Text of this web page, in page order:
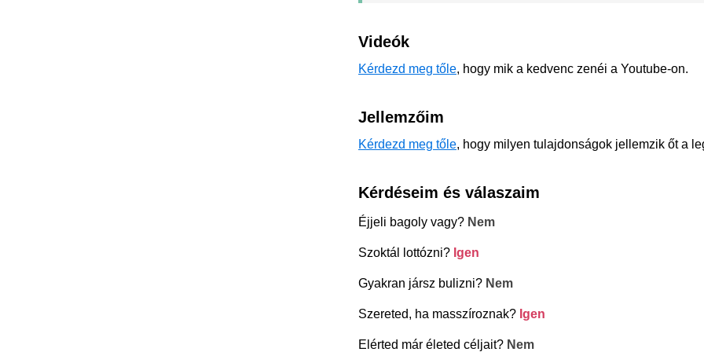
Videók
Kérdezd meg tőle, hogy mik a kedvenc zenéi a Youtube-on.
Jellemzőim
Kérdezd meg tőle, hogy milyen tulajdonságok jellemzik őt a
Kérdéseim és válaszaim
Éjjeli bagoly vagy? Nem
Szoktál lottózni? Igen
Gyakran jársz bulizni? Nem
Szereted, ha masszíroznak? Igen
Elérted már életed céljait? Nem